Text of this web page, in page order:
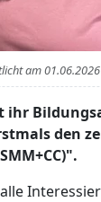
am01.06.2026
ihr
den